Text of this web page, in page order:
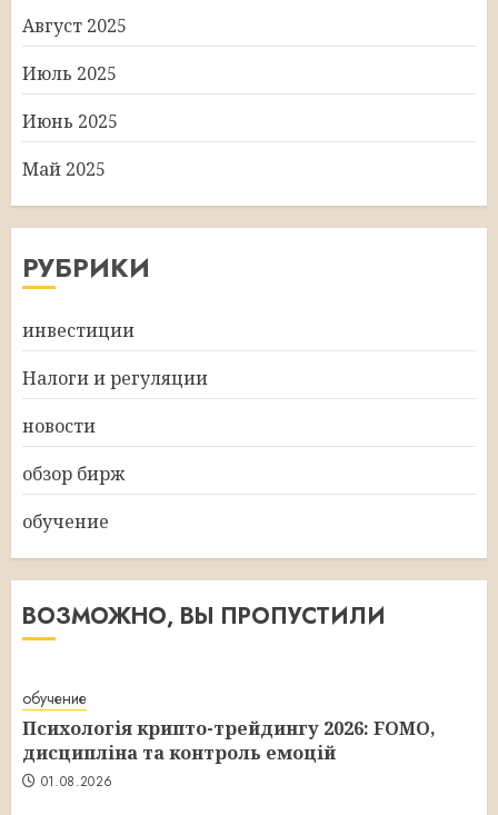
Август 2025
Июль 2025
Июнь 2025
Май 2025
РУБРИКИ
инвестиции
Налоги и регуляции
новости
обзор бирж
обучение
ВОЗМОЖНО, ВЫ ПРОПУСТИЛИ
обучение
Психологія крипто-трейдингу 2026: FOMO,
дисципліна та контроль емоцій
01.08.2026